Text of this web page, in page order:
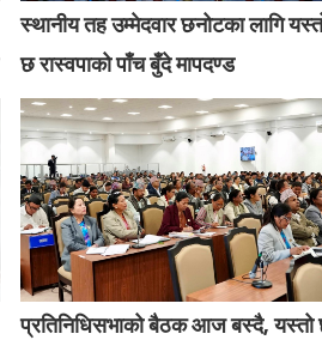
स्थानीय तह उम्मेदवार छनोटका लागि
छ रास्वपाको पाँच बुँदे मापदण्ड
प्रतिनिधिसभाको बैठक आज बस्दै,